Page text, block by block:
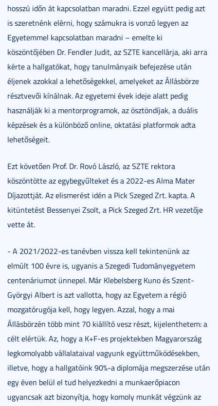
hosszú időn át kapcsolatban maradni. Ezzel együtt pedig azt
is szeretnénk elérni, hogy számukra is vonzó legyen az
Egyetemmel kapcsolatban maradni – emelte ki
köszöntőjében Dr. Fendler Judit, az SZTE kancellárja, aki arra
kérte a hallgatókat, hogy tanulmányaik befejezése után
éljenek azokkal a lehetőségekkel, amelyeket az Állásbörze
résztvevői kínálnak. Az egyetemi évek ideje alatt pedig
használják ki a mentorprogramok, az ösztöndíjak, a duális
képzések és a különböző online, oktatási platformok adta
lehetőségeit.
Ezt követően Prof. Dr. Rovó László, az SZTE rektora
köszöntötte az egybegyűlteket és a 2022-es Alma Mater
Díjazottját. Az elismerést idén a Pick Szeged Zrt. kapta. A
kitüntetést Bessenyei Zsolt, a Pick Szeged Zrt. HR vezetője
vette át.
- A 2021/2022-es tanévben vissza kell tekintenünk az
elmúlt 100 évre is, ugyanis a Szegedi Tudományegyetem
centenáriumot ünnepel. Már Klebelsberg Kuno és Szent-
Györgyi Albert is azt vallotta, hogy az Egyetem a régió
mozgatórugója kell, hogy legyen. Azzal, hogy a mai
Állásbörzén több mint 70 kiállító vesz részt, kijelenthetem: a
célt elértük. Az, hogy a K+F-es projektekben Magyarország
legkomolyabb vállalataival vagyunk együttműködésekben,
illetve, hogy a hallgatóink 90%-a diplomája megszerzése után
egy éven belül el tud helyezkedni a munkaerőpiacon
ugyancsak azt bizonyítja, hogy komoly munkát végzünk az